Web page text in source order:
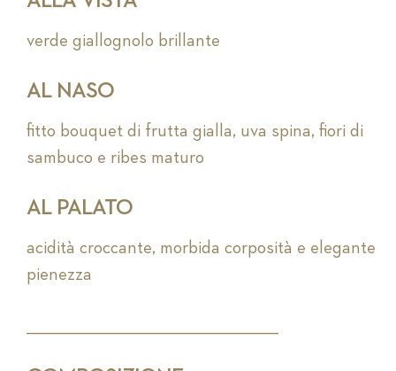
verde giallognolo brillante
AL NASO
fitto bouquet di frutta gialla, uva spina, fiori di
sambuco e ribes maturo
AL PALATO
acidità croccante, morbida corposità e elegante
pienezza